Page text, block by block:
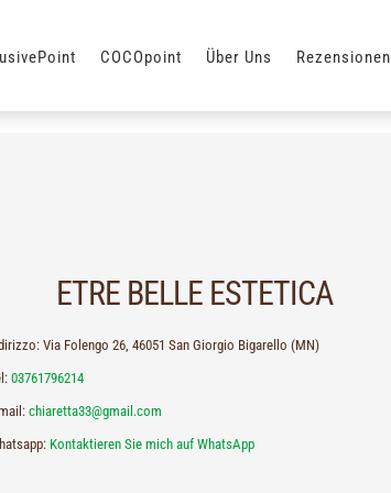
COCOpoint Über Uns Rezensionen
ETRE BELLE ESTETICA
Via Folengo 26, 46051 San Giorgio Bigarello (MN)
03761796214
chiaretta33@gmail.com
Kontaktieren Sie mich auf WhatsApp